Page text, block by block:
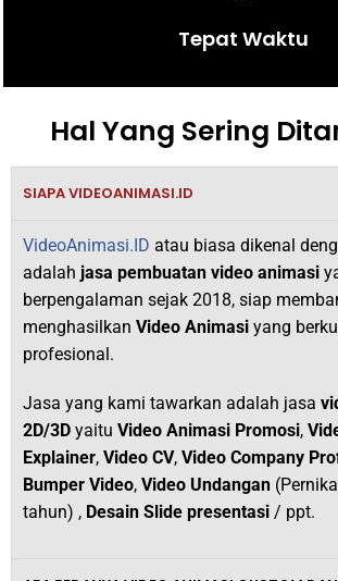
Tepat Waktu
Hal Yang Sering
SIAPA VIDEOANIMASI.ID
VideoAnimasi.ID atau biasa dikenal
adalah jasa pembuatan video animasi
berpengalaman sejak 2018, siap
menghasilkan Video Animasi yang
profesional.
Jasa yang kami tawarkan adalah jasa
2D/3D yaitu Video Animasi Promosi,
Explainer, Video CV, Video Company
Bumper Video, Video Undangan
tahun) , Desain Slide presentasi / ppt.